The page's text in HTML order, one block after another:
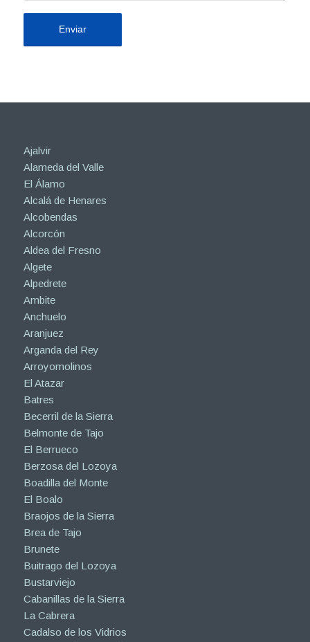
Ajalvir
Alameda del Valle
El Álamo
Alcalá de Henares
Alcobendas
Alcorcón
Aldea del Fresno
Algete
Alpedrete
Ambite
Anchuelo
Aranjuez
Arganda del Rey
Arroyomolinos
El Atazar
Batres
Becerril de la Sierra
Belmonte de Tajo
El Berrueco
Berzosa del Lozoya
Boadilla del Monte
El Boalo
Braojos de la Sierra
Brea de Tajo
Brunete
Buitrago del Lozoya
Bustarviejo
Cabanillas de la Sierra
La Cabrera
Cadalso de los Vidrios